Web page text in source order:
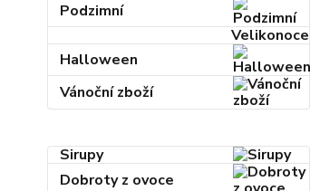
Podzimní
Velikonoce
Halloween
Vánoční zboží
Sirupy
Dobroty z ovoce